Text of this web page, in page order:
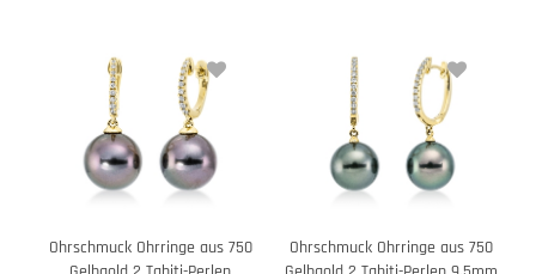
Ohrschmuck Ohrringe aus 750
Ohrschmuck Ohrringe aus 750